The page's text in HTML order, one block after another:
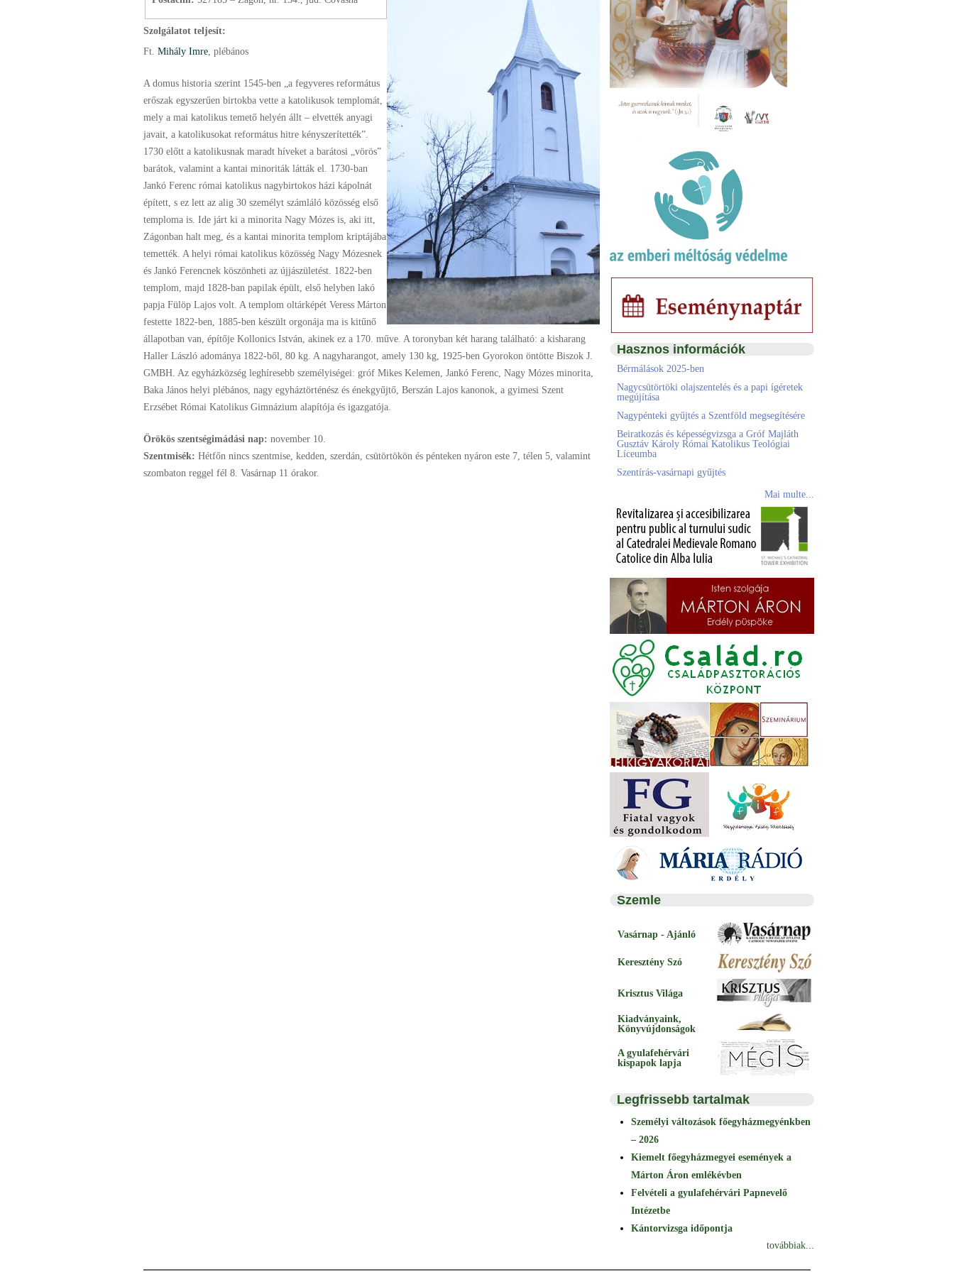
Szolgálatot teljesít:
Ft. Mihály Imre , plébános
A domus historia szerint 1545-ben „a fegyveres református
erőszak egyszerűen birtokba vette a katolikusok templomát,
mely a mai katolikus temető helyén állt – elvették anyagi
javait, a katolikusokat református hitre kényszerítették”.
1730 előtt a katolikusnak maradt híveket a barátosi „vörös”
barátok, valamint a kantai minoriták látták el. 1730-ban
Jankó Ferenc római katolikus nagybirtokos házi kápolnát
épített, s ez lett az alig 30 személyt számláló közösség első
temploma is. Ide járt ki a minorita Nagy Mózes is, aki itt,
Zágonban halt meg, és a kantai minorita templom kriptájába
temették. A helyi római katolikus közösség Nagy Mózesnek
és Jankó Ferencnek köszönheti az újjászületést. 1822-ben
templom, majd 1828-ban papilak épült, első helyben lakó
papja Fülöp Lajos volt. A templom oltárképét Veress Márton
festette 1822-ben, 1885-ben készült orgonája ma is kitűnő
állapotban van, építője Kollonics István, akinek ez a 170. műve. A toronyban két harang található: a kisharang
Haller László adománya 1822-ből, 80 kg. A nagyharangot, amely 130 kg, 1925-ben Gyorokon öntötte Biszok J.
GMBH. Az egyházközség leghíresebb személyiségei: gróf Mikes Kelemen, Jankó Ferenc, Nagy Mózes minorita,
Baka János helyi plébános, nagy egyháztörténész és énekgyűjtő, Berszán Lajos kanonok, a gyimesi Szent
Erzsébet Római Katolikus Gimnázium alapítója és igazgatója.
Örökös szentségimádási nap: november 10.
Szentmisék: Hétfőn nincs szentmise, kedden, szerdán, csütörtökön és pénteken nyáron este 7, télen 5, valamint
szombaton reggel fél 8. Vasárnap 11 órakor.
Hasznos információk
Bérmálások 2025-ben
Nagycsütörtöki olajszentelés és a papi ígéretek
megújítása
Nagypénteki gyűjtés a Szentföld megsegítésére
Beiratkozás és képességvizsga a Gróf Majláth
Gusztáv Károly Római Katolikus Teológiai
Líceumba
Szentírás-vasárnapi gyűjtés
Mai multe...
Szemle
Vasárnap - Ajánló
Keresztény Szó
Krisztus Világa
Kiadványaink,
Könyvújdonságok
A gyulafehérvári
kispapok lapja
Legfrissebb tartalmak
Személyi változások főegyházmegyénkben
– 2026
Kiemelt főegyházmegyei események a
Márton Áron emlékévben
Felvételi a gyulafehérvári Papnevelő
Intézetbe
Kántorvizsga időpontja
továbbiak...